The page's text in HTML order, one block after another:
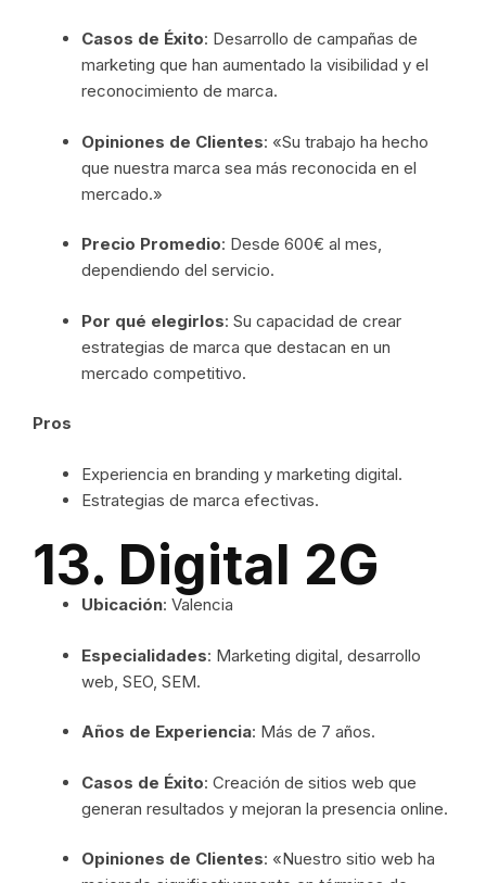
Casos de Éxito: Desarrollo de campañas de
marketing que han aumentado la visibilidad y el
reconocimiento de marca.
Opiniones de Clientes: «Su trabajo ha hecho
que nuestra marca sea más reconocida en el
mercado.»
Precio Promedio: Desde 600€ al mes,
dependiendo del servicio.
Por qué elegirlos: Su capacidad de crear
estrategias de marca que destacan en un
mercado competitivo.
Pros
Experiencia en branding y marketing digital.
Estrategias de marca efectivas.
13. Digital 2G
Ubicación: Valencia
Especialidades: Marketing digital, desarrollo
web, SEO, SEM.
Años de Experiencia: Más de 7 años.
Casos de Éxito: Creación de sitios web que
generan resultados y mejoran la presencia online.
Opiniones de Clientes: «Nuestro sitio web ha